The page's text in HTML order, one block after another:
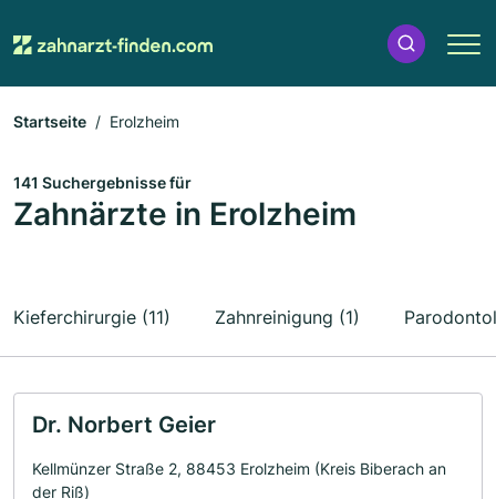
Startseite Erolzheim
141 Suchergebnisse für
Zahnärzte in Erolzheim
Kieferchirurgie (11) Zahnreinigung (1)
Dr. Norbert Geier
Kellmünzer Straße 2, 88453 Erolzheim (Kreis Biberach an
der Riß)